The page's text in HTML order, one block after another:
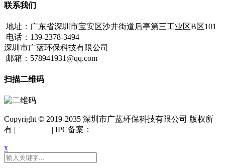
联系我们
地址：广东省深圳市宝安区沙井街道后亭第三工业区B区101
电话：139-2378-3494
深圳市广蓝环保科技有限公司
邮箱：578941931@qq.com
扫描二维码
Copyright © 2019-2035 深圳市广蓝环保科技有限公司 版权所
有 |
| IPC备案：
x